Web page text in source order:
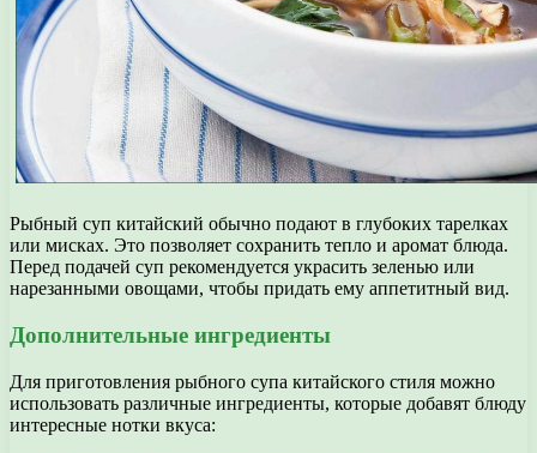
Рыбный суп китайский обычно подают в глубоких тарелках
или мисках. Это позволяет сохранить тепло и аромат блюда.
Перед подачей суп рекомендуется украсить зеленью или
нарезанными овощами, чтобы придать ему аппетитный вид.
Дополнительные ингредиенты
Для приготовления рыбного супа китайского стиля можно
использовать различные ингредиенты, которые добавят блюду
интересные нотки вкуса: